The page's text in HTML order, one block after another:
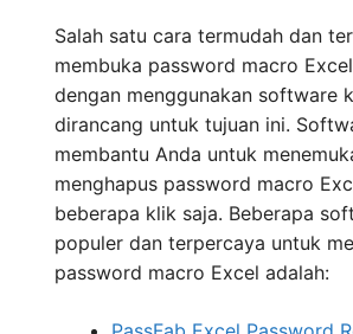
Salah satu cara termudah dan
membuka password macro
dengan menggunakan software
dirancang untuk tujuan ini.
membantu Anda untuk
menghapus password macro
beberapa klik saja. Beberapa
populer dan terpercaya untuk
password macro Excel adalah: